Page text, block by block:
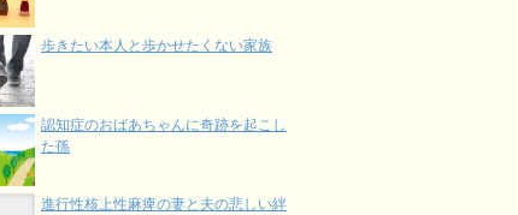
歩きたい本人と歩かせたくない家族
認知症のおばあちゃんに奇跡を起こし
た孫
進行性核上性麻痺の妻と夫の悲しい絆